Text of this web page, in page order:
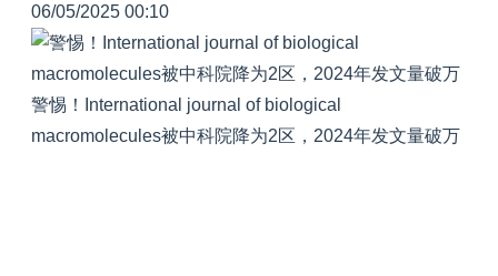
06/05/2025 00:10
警惕！International journal of biological
macromolecules被中科院降为2区，2024年发文量破万